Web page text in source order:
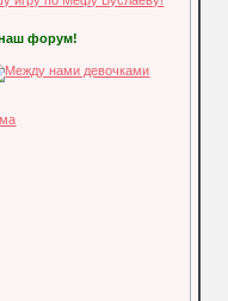
форум!